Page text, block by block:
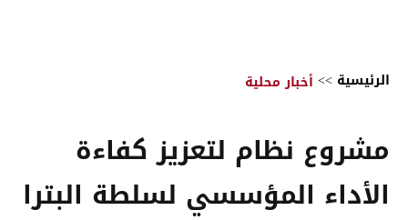
الرئيسية >> أخبار محلية
مشروع نظام لتعزيز كفاءة
الأداء المؤسسي لسلطة البترا